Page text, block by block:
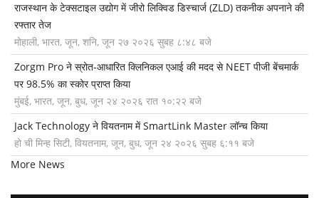
राजस्थान के टेक्सटाइल उद्योग में जीरो लिक्विड डिस्चार्ज (ZLD) तकनीक अपनाने की
रफ्तार तेज
मोहाली, भारत, जून, शनि, जून २७ २०२६ सुबह ८:४८ बजे
Zorgm Pro ने स्रोत-आधारित क्लिनिकल एआई की मदद से NEET पीजी बेंचमार्क
पर 98.5% का स्कोर प्राप्त किया
मुंबई, भारत, जून, बुध, जून २४ २०२६ रात १०:२२ बजे
Jack Technology ने वियतनाम में SmartLink Master लॉन्च किया
हो ची मिन्ह सिटी, वियतनाम, जून, बुध, जून २४ २०२६ सुबह ६:११ बजे
More News